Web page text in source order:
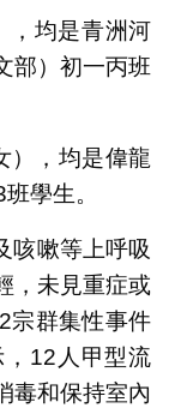
，均是青洲河
部）初一丙班
），均是偉龍
學生。
咳嗽等上呼吸
，未見重症或
宗群集性事件
12人甲型流
毒和保持室內